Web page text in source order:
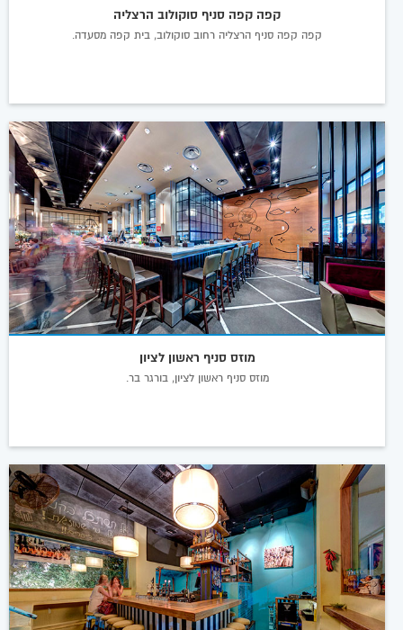
קפה קפה סניף סוקולוב הרצליה
קפה קפה סניף הרצליה רחוב סוקולוב, בית קפה מסעדה.
מוזס סניף ראשון לציון
מוזס סניף ראשון לציון, בורגר בר.